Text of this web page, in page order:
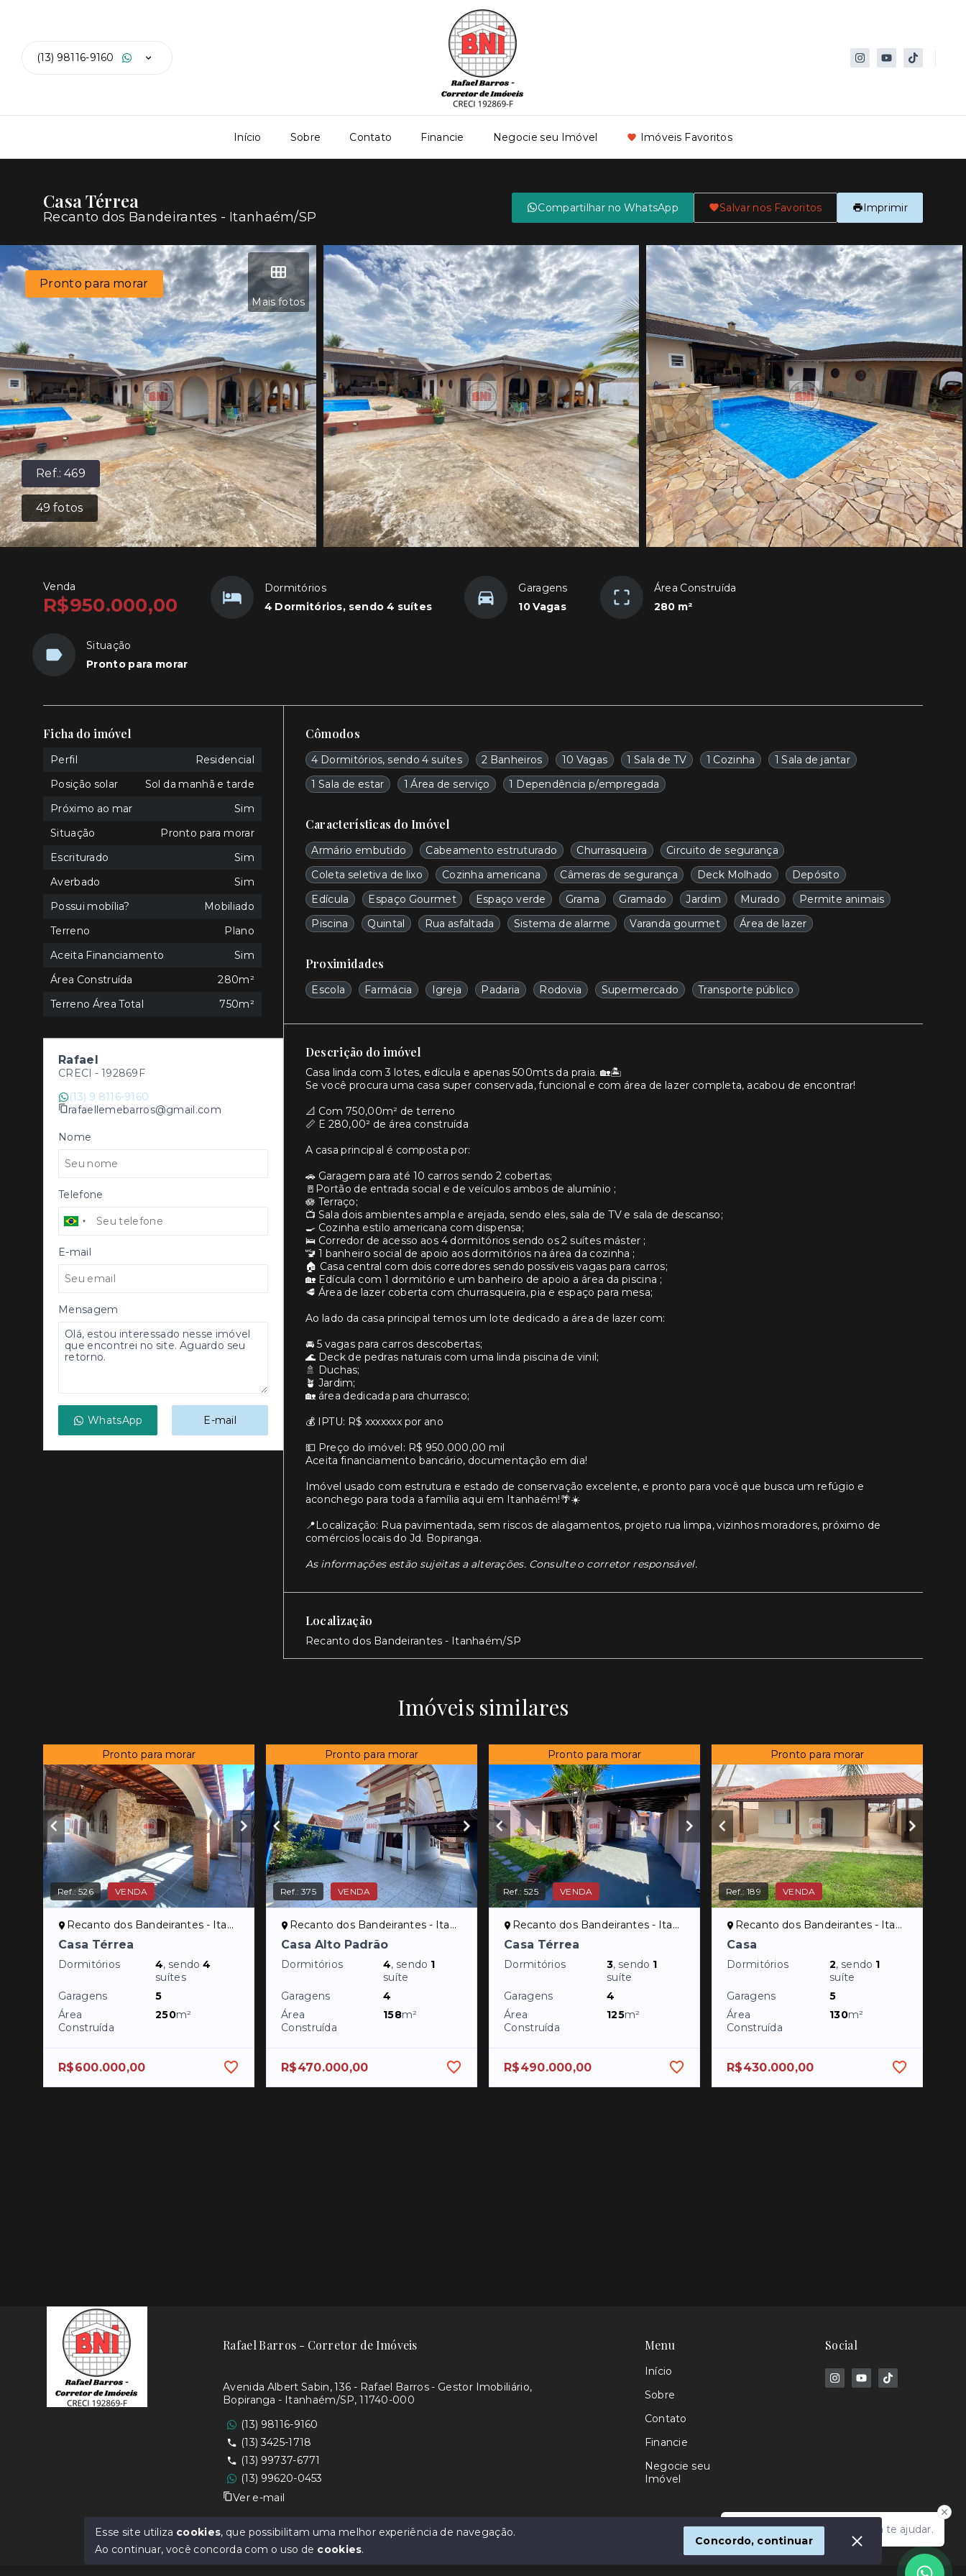
(13) 98116-9160
Início Sobre Contato Financie Negocie seu Imóvel Imóveis Favoritos
Casa Térrea
Recanto dos Bandeirantes - Itanhaém/SP
Compartilhar no WhatsApp Salvar nos Favoritos Imprimir
Ref.:469
49 fotos
Mais fotos
Pronto para morar
Venda
R$950.000,00
Dormitórios
4 Dormitórios, sendo 4 suítes
Garagens
10 Vagas
Área Construída
280 m²
Situação
Pronto para morar
Cômodos
4 Dormitórios, sendo 4 suítes 2 Banheiros 10 Vagas 1 Sala de TV 1 Cozinha
1 Sala de jantar
1 Sala de estar
1 Área de serviço 1 Dependência p/empregada
Características do Imóvel
Armário embutido Cabeamento estruturado Churrasqueira
Circuito de segurança
Coleta seletiva de lixo
Cozinha americana Câmeras de segurança Deck Molhado
Depósito
Edícula
Espaço Gourmet Espaço verde Grama Gramado Jardim Murado
Permite animais
Piscina
Quintal Rua asfaltada Sistema de alarme Varanda gourmet Área de lazer
Proximidades
Escola Farmácia Igreja Padaria Rodovia Supermercado Transporte público
Descrição do imóvel
Casa linda com 3 lotes, edícula e apenas 500mts da praia. 🏡🏝️
Se você procura uma casa super conservada, funcional e com área de lazer completa, acabou de encontrar!
📐 Com 750,00m² de terreno
📏 E 280,00² de área construída
A casa principal é composta por:
🚗 Garagem para até 10 carros sendo 2 cobertas;
🚪Portão de entrada social e de veículos ambos de alumínio ;
🪷 Terraço;
📺 Sala dois ambientes ampla e arejada, sendo eles, sala de TV e sala de descanso;
🍳 Cozinha estilo americana com dispensa;
🛌 Corredor de acesso aos 4 dormitórios sendo os 2 suítes máster ;
🚾 1 banheiro social de apoio aos dormitórios na área da cozinha ;
🏠 Casa central com dois corredores sendo possíveis vagas para carros;
🏡 Edícula com 1 dormitório e um banheiro de apoio a área da piscina ;
🥩 Área de lazer coberta com churrasqueira, pia e espaço para mesa;
Ao lado da casa principal temos um lote dedicado a área de lazer com:
🚘 5 vagas para carros descobertas;
🌊 Deck de pedras naturais com uma linda piscina de vinil;
🚿 Duchas;
🪴 Jardim;
🏡 área dedicada para churrasco;
💰 IPTU: R$ xxxxxxx por ano
💵 Preço do imóvel: R$ 950.000,00 mil
Aceita financiamento bancário, documentação em dia!
Imóvel usado com estrutura e estado de conservação excelente, e pronto para você que busca um refúgio e
aconchego para toda a família aqui em Itanhaém!🌴☀️
📍Localização: Rua pavimentada, sem riscos de alagamentos, projeto rua limpa, vizinhos moradores, próximo de
comércios locais do Jd. Bopiranga.
As informações estão sujeitas a alterações. Consulte o corretor responsável.
Localização
Recanto dos Bandeirantes - Itanhaém/SP
Ficha do imóvel
Perfil
Residencial
Posição solar
Sol da manhã e tarde
Próximo ao mar
Sim
Situação
Pronto para morar
Escriturado
Sim
Averbado
Sim
Possui mobília?
Mobiliado
Terreno
Plano
Aceita Financiamento
Sim
Área Construída
280m²
Terreno Área Total
750m²
Rafael
CRECI - 192869F
(13) 9 8116-9160
rafaellemebarros@gmail.com
Nome
Telefone
E-mail
Mensagem
WhatsApp E-mail
Imóveis similares
Pronto para morar
Ref.:526 VENDA
Recanto dos Bandeirantes - Itanhaém/SP
Casa Térrea
Dormitórios 4, sendo4
suítes
Garagens
5
Área
Construída
250m²
R$600.000,00
Pronto para morar
Ref.:375 VENDA
Recanto dos Bandeirantes - Itanhaém/SP
Casa Alto Padrão
Dormitórios 4, sendo 1
suíte
Garagens
4
Área
Construída
158m²
R$470.000,00
Pronto para morar
Ref.:525 VENDA
Recanto dos Bandeirantes - Itanhaém/SP
Casa Térrea
Dormitórios 3, sendo 1
suíte
Garagens
4
Área
Construída
125m²
R$490.000,00
Pronto para morar
Ref.:189 VENDA
Recanto dos Bandeirantes - Itanhaém/SP
Casa
Dormitórios 2, sendo 1
suíte
Garagens
5
Área
Construída
130m²
R$430.000,00
Olá! Estamos disponíveis para te ajudar.
Rafael Barros - Corretor de Imóveis
Avenida Albert Sabin, 136 - Rafael Barros - Gestor Imobiliário,
Bopiranga - Itanhaém/SP, 11740-000
(13) 98116-9160
(13) 3425-1718
(13) 99737-6771
(13) 99620-0453
Ver e-mail
Rafael Leme Barros - CRECI 192869
Menu
Início
Sobre
Contato
Financie
Negocie seu
Imóvel
Social
Esse site utiliza cookies, que possibilitam uma melhor experiência de navegação.
Ao continuar, você concorda com o uso de cookies.
Concordo, continuar